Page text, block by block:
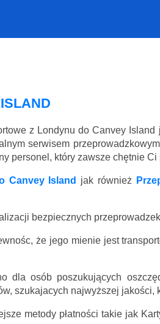
z Londynu do Canvey
serwisem
personel, który zawsze chętnie Ci
Canvey Island jak również
bezpiecznych
że jego mienie jest
dla osób poszukujących
szukajacych najwyższej jakości,
metody płatności takie jak